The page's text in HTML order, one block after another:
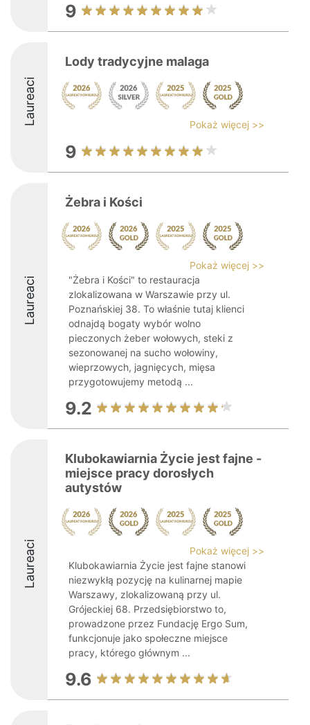
9
Laureaci
Lody tradycyjne malaga
Pokaż więcej >>
9
Laureaci
Żebra i Kości
Pokaż więcej >>
"Żebra i Kości" to restauracja
zlokalizowana w Warszawie przy ul.
Poznańskiej 38. To właśnie tutaj klienci
odnajdą bogaty wybór wolno
pieczonych żeber wołowych, steki z
sezonowanej na sucho wołowiny,
wieprzowych, jagnięcych, mięsa
przygotowujemy metodą ...
9.2
Laureaci
Klubokawiarnia Życie jest fajne -
miejsce pracy dorosłych
autystów
Pokaż więcej >>
Klubokawiarnia Życie jest fajne stanowi
niezwykłą pozycję na kulinarnej mapie
Warszawy, zlokalizowaną przy ul.
Grójeckiej 68. Przedsiębiorstwo to,
prowadzone przez Fundację Ergo Sum,
funkcjonuje jako społeczne miejsce
pracy, którego głównym ...
9.6